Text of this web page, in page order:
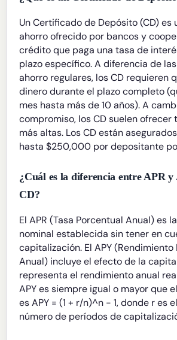
Un Certificado de Depósito (CD)
ahorro ofrecido por bancos y
crédito que paga una tasa de
plazo específico. A diferencia de
ahorro regulares, los CD requieren
dinero durante el plazo completo
mes hasta más de 10 años). A
compromiso, los CD suelen ofrecer
más altas. Los CD están
hasta $250,000 por depositante
¿Cuál es la diferencia entre APR y
CD?
El APR (Tasa Porcentual Anual) es
nominal establecida sin tener en
capitalización. El APY (Rendimiento
Anual) incluye el efecto de la
representa el rendimiento anual
APY es siempre igual o mayor que
es APY = (1 + r/n)^n - 1, donde r es
número de períodos de